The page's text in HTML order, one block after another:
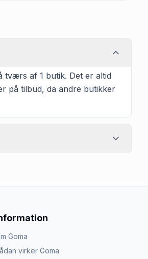
tværs af 1 butik. Det er altid
på tilbud, da andre butikker
Goma
virker Goma